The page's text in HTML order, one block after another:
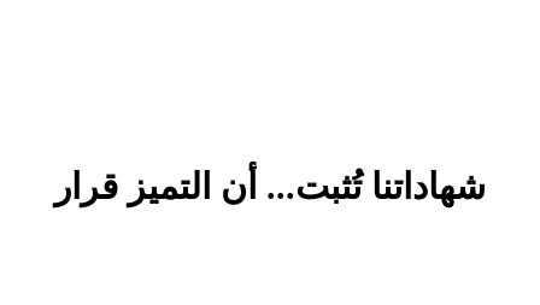
شهاداتنا تُثبت... أن التميز قرار